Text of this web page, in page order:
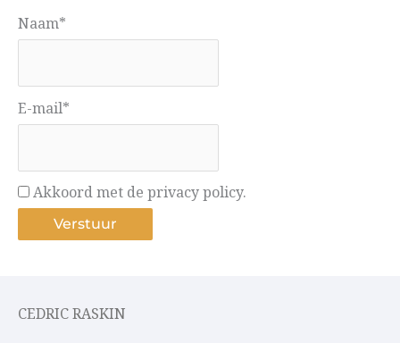
Naam*
E-mail*
Akkoord met de privacy policy.
CEDRIC RASKIN